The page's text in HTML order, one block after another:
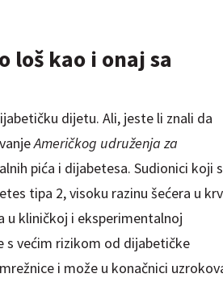
loš kao i onaj sa
dijetu. Ali, jeste li znali da
Američkog udruženja za
pića i dijabetesa. Sudionici koji
tipa 2, visoku razinu šećera u
u kliničkoj i eksperimentalnoj
s većim rizikom od dijabetičke
i može u konačnici